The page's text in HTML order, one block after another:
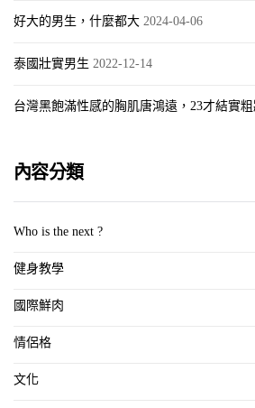
好大的男生，什麼都大 2024-04-06
泰國壯實男生 2022-12-14
台灣黑飽滿性感的胸肌唐鴻遠，23才結實
內容分類
Who is the next ?
健身教學
國際鮮肉
情侶格
文化